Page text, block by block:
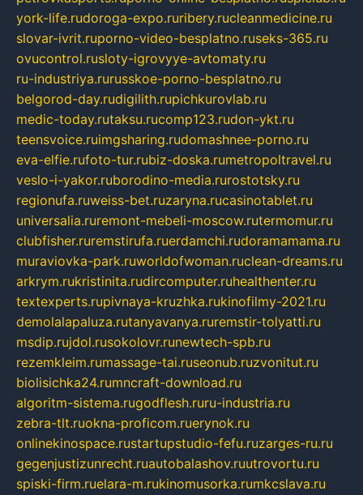
york-life.rudoroga-expo.ruribery.rucleanmedicine.ru
slovar-ivrit.ruporno-video-besplatno.ruseks-365.ru
ovucontrol.rusloty-igrovyye-avtomaty.ru
ru-industriya.rurusskoe-porno-besplatno.ru
belgorod-day.rudigilith.rupichkurovlab.ru
medic-today.rutaksu.rucomp123.rudon-ykt.ru
teensvoice.ruimgsharing.rudomashnee-porno.ru
eva-elfie.rufoto-tur.rubiz-doska.rumetropoltravel.ru
veslo-i-yakor.ruborodino-media.rurostotsky.ru
regionufa.ruweiss-bet.ruzaryna.rucasinotablet.ru
universalia.ruremont-mebeli-moscow.rutermomur.ru
clubfisher.ruremstirufa.ruerdamchi.rudoramamama.ru
muraviovka-park.ruworldofwoman.ruclean-dreams.ru
arkrym.rukristinita.rudircomputer.ruhealthenter.ru
textexperts.rupivnaya-kruzhka.rukinofilmy-2021.ru
demolalapaluza.rutanyavanya.ruremstir-tolyatti.ru
msdip.rujdol.rusokolovr.runewtech-spb.ru
rezemkleim.rumassage-tai.ruseonub.ruzvonitut.ru
biolisichka24.rumncraft-download.ru
algoritm-sistema.rugodflesh.ruru-industria.ru
zebra-tlt.ruokna-proficom.ruerynok.ru
onlinekinospace.rustartupstudio-fefu.ruzarges-ru.ru
gegenjustizunrecht.ruautobalashov.ruutrovortu.ru
spiski-firm.ruelara-m.rukinomusorka.rumkcslava.ru